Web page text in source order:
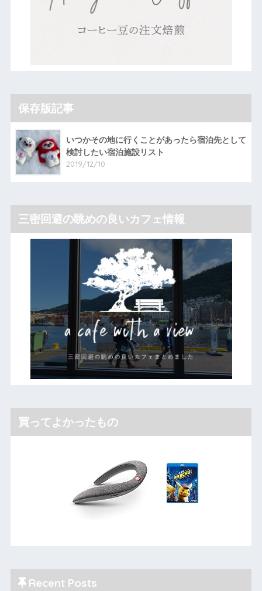
保存版記事
いつかその地に行くことがあったら宿泊先として
検討したい宿泊施設リスト
2019/12/10
三密回避の眺めの良いカフェ情報
買ってよかったもの
Recent Posts